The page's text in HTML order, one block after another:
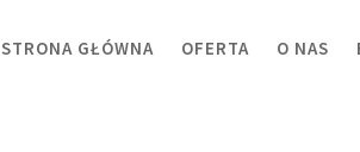
STRONA GŁÓWNA OFERTA O NAS